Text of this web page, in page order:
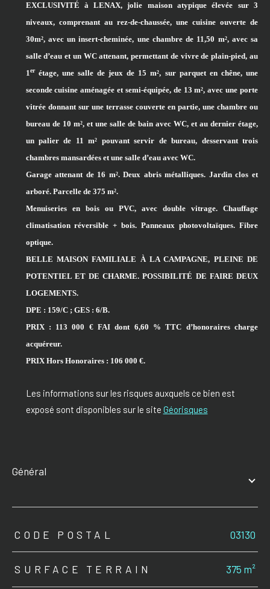
EXCLUSIVITÉ à LENAX, jolie maison atypique élevée sur 3
niveaux, comprenant au rez-de-chaussée, une cuisine ouverte de
30m², avec un insert-cheminée, une chambre de 11,50 m², avec sa
salle d’eau et un WC attenant, permettant de vivre de plain-pied, au
1erétage, une salle de jeux de 15 m², sur parquet en chêne, une
seconde cuisine aménagée et semi-équipée, de 13 m², avec une porte
vitrée donnant sur une terrasse couverte en partie, une chambre ou
bureau de 10 m², et une salle de bain avec WC, et au dernier étage,
un palier de 11 m² pouvant servir de bureau, desservant trois
chambres mansardées et une salle d’eau avec WC.
Garage attenant de 16 m². Deux abris métalliques. Jardin clos et
arboré. Parcelle de 375 m².
Menuiseries en bois ou PVC, avec double vitrage. Chauffage
climatisation réversible + bois. Panneaux photovoltaïques. Fibre
optique.
BELLE MAISON FAMILIALE À LA CAMPAGNE, PLEINE DE
POTENTIEL ET DE CHARME. POSSIBILITÉ DE FAIRE DEUX
LOGEMENTS.
DPE : 159/C ; GES : 6/B.
PRIX : 113 000 € FAI dont 6,60 % TTC d’honoraires charge
acquéreur.
PRIX Hors Honoraires : 106 000 €.
Les informations sur les risques auxquels ce bien est
exposé sont disponibles sur le site Géorisques
général
TRAD_ZEPHYR_Caracteristique TRAD_ZEPHYR_Valeurs
CODE POSTAL 03130
SURFACE TERRAIN 375 m²